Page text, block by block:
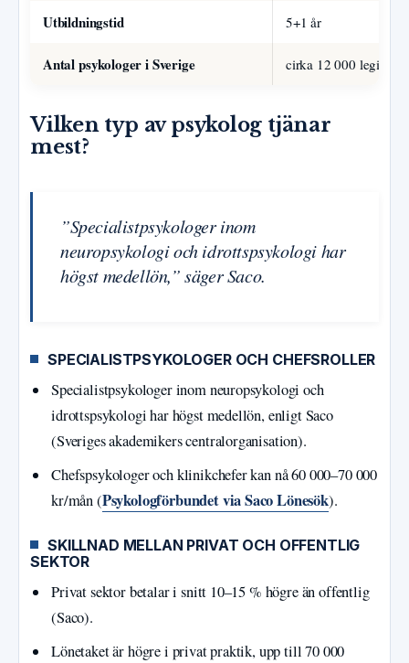
Utbildningstid 5+1 år
Antal psykologer i Sverige cirka 12 000
Vilken typ av psykolog tjänar
mest?
”Specialistpsykologer inom
neuropsykologi och idrottspsykologi har
högst medellön,” säger Saco.
SPECIALISTPSYKOLOGER OCH CHEFSROLLER
Specialistpsykologer inom neuropsykologi och
idrottspsykologi har högst medellön, enligt Saco
(Sveriges akademikers centralorganisation).
Chefspsykologer och klinikchefer kan nå 60 000–70 000
kr/mån (Psykologförbundet via Saco Lönesök).
SKILLNAD MELLAN PRIVAT OCH OFFENTLIG
SEKTOR
Privat sektor betalar i snitt 10–15 % högre än offentlig
(Saco).
Lönetaket är högre i privat praktik, upp till 70 000